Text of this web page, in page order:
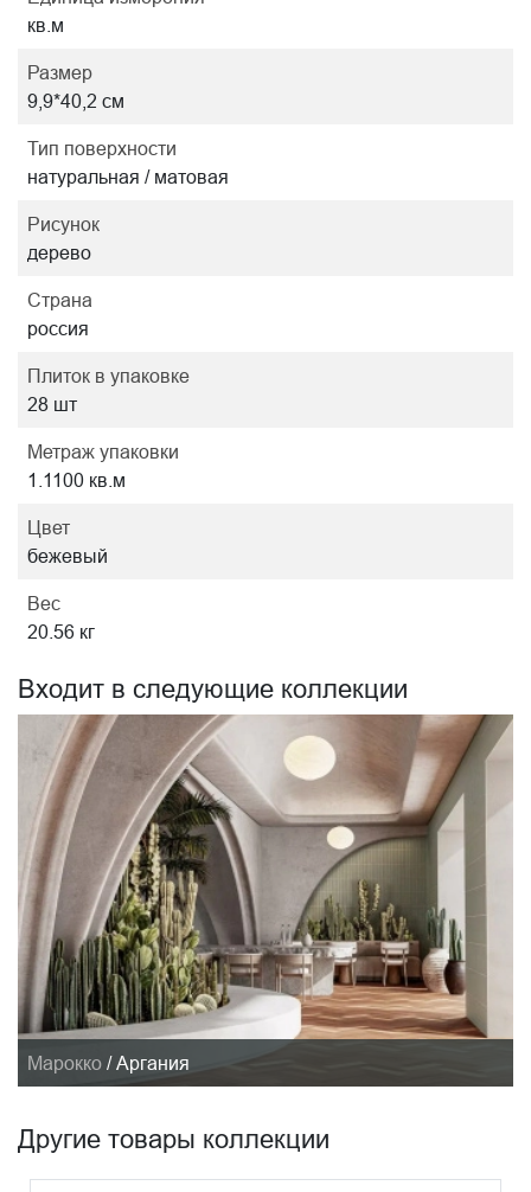
кв.м
Размер
9,9*40,2 см
Тип поверхности
натуральная / матовая
Рисунок
дерево
Страна
россия
Плиток в упаковке
28 шт
Метраж упаковки
1.1100 кв.м
Цвет
бежевый
Вес
20.56 кг
Входит в следующие коллекции
Марокко / Аргания
Другие товары коллекции